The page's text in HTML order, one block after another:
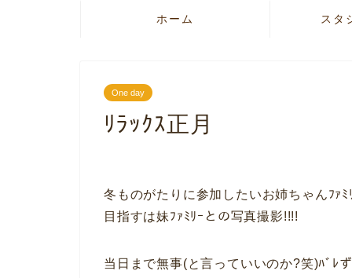
ホーム スタ
One day
ﾘﾗｯｸｽ正月
冬ものがたりに参加したいお姉ちゃんﾌｧ
目指すは妹ﾌｧﾐﾘｰとの写真撮影!!!!
当日まで無事(と言っていいのか?笑)ﾊﾞﾚ